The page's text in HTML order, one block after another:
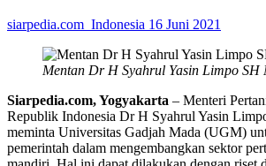
siarpedia.com_Indonesia 16 Juni 2021
Mentan Dr H Syahrul Yasin Limpo SH
Siarpedia.com, Yogyakarta – Menteri
Republik Indonesia Dr H Syahrul Yasin
meminta Universitas Gadjah Mada (UGM)
pemerintah dalam mengembangkan sektor